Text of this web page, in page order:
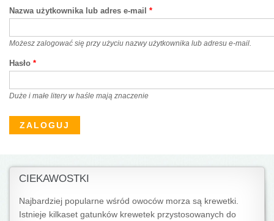
Nazwa użytkownika lub adres e-mail *
Możesz zalogować się przy użyciu nazwy użytkownika lub adresu e-mail.
Hasło *
Duże i małe litery w haśle mają znaczenie
CIEKAWOSTKI
Najbardziej popularne wśród owoców morza są krewetki.
Istnieje kilkaset gatunków krewetek przystosowanych do